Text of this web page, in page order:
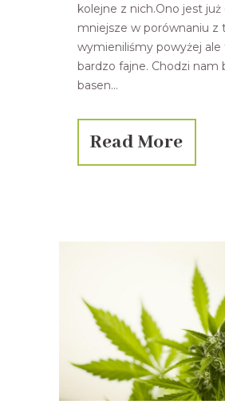
kolejne z nich.Ono jest już
mniejsze w porównaniu z
wymieniliśmy powyżej ale
bardzo fajne. Chodzi nam
basen...
Read More